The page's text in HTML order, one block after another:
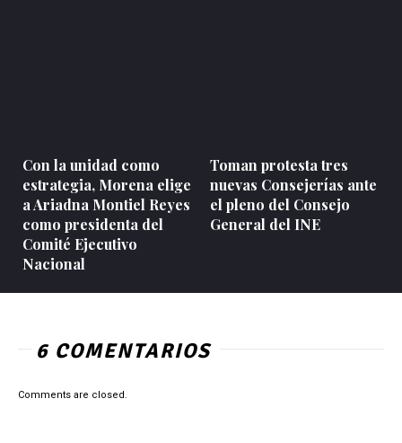
Con la unidad como
estrategia, Morena elige
a Ariadna Montiel Reyes
como presidenta del
Comité Ejecutivo
Nacional
Toman protesta tres
nuevas Consejerías ante
el pleno del Consejo
General del INE
6 COMENTARIOS
Comments are closed.